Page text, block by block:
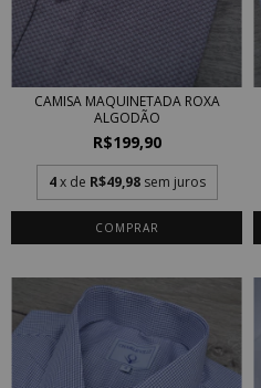
CAMISA MAQUINETADA ROXA
ALGODÃO
R$199,90
4 x de R$49,98 sem juros
COMPRAR